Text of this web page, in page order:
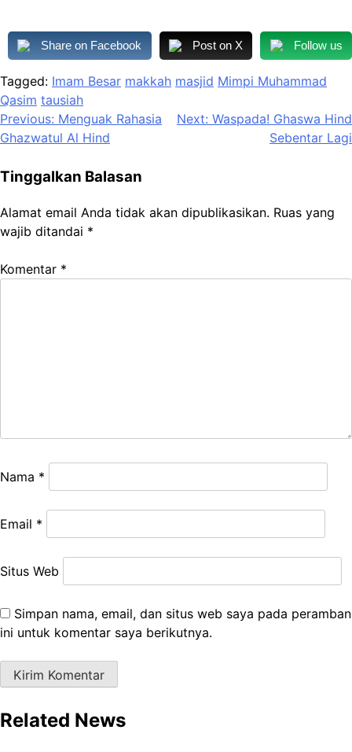
Share on Facebook Post on X Follow us
Tagged: Imam Besar makkah masjid Mimpi Muhammad
Qasim tausiah
Navigasi
pos
Previous: Menguak Rahasia
Ghazwatul Al Hind
Next: Waspada! Ghaswa Hind
Sebentar Lagi
Tinggalkan Balasan
Alamat email Anda tidak akan dipublikasikan. Ruas yang
wajib ditandai *
Komentar *
Nama *
Email *
Situs Web
Simpan nama, email, dan situs web saya pada peramban
ini untuk komentar saya berikutnya.
Related News